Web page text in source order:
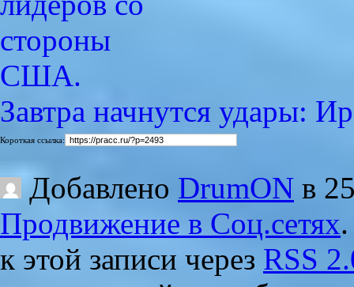
Завтра начнутся удары:
Короткая ссылка:
Добавлено DrumON в
Продвижение в Соц.сетях
к этой записи через RSS